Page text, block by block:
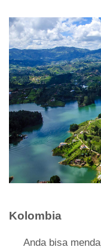
Kolombia
Anda bisa